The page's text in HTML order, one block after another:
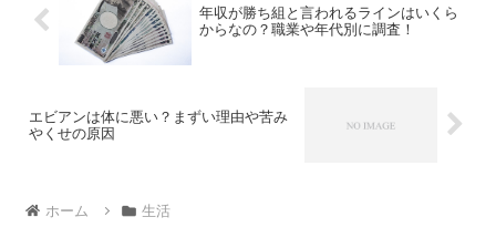
年収が勝ち組と言われるラインはいくら
からなの？職業や年代別に調査！
エビアンは体に悪い？まずい理由や苦み
やくせの原因
ホーム 生活